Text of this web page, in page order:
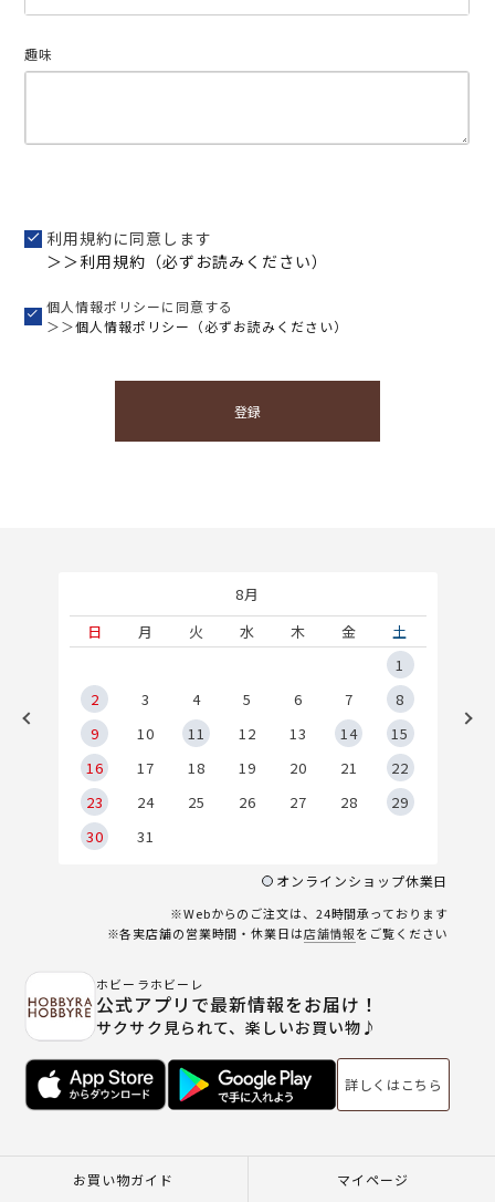
須)
趣味
利用規約に同意します
＞＞利用規約（必ずお読みください）
個人情報ポリシーに同意する
＞＞個人情報ポリシー（必ずお読みください）
登録
8月
日
月 火 水 木 金
土
1
2
3 4 5 6 7
8
9
10 11 12 13 14
15
16
17 18 19 20 21
22
23
24 25 26 27 28
29
30
31
オンラインショップ休業日
※Webからのご注文は、24時間承っております
※各実店舗の営業時間・休業日は店舗情報をご覧ください
ホビーラホビーレ
公式アプリで最新情報をお届け！
サクサク見られて、楽しいお買い物♪
詳しくはこちら
お買い物ガイド マイページ